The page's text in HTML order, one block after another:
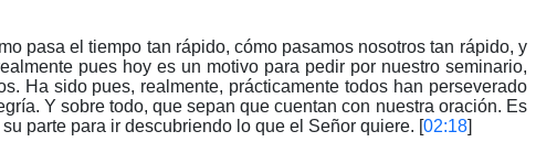
pasa el tiempo tan rápido, cómo pasamos nosotros tan rápido, y
pues hoy es un motivo para pedir por nuestro seminario,
Ha sido pues, realmente, prácticamente todos han perseverado
Y sobre todo, que sepan que cuentan con nuestra oración. Es
parte para ir descubriendo lo que el Señor quiere. [02:18]